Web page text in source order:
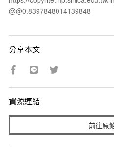
@@0.8397848014139848
分享本文
資源連結
前往原